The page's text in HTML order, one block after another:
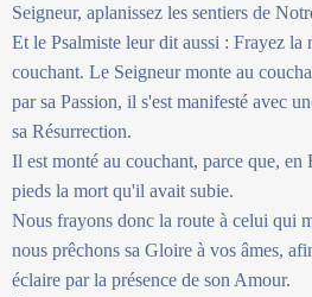
Seigneur, aplanissez les sentiers de
Et le Psalmiste leur dit aussi : Frayez la
couchant. Le Seigneur monte au
par sa Passion, il s'est manifesté avec
sa Résurrection.
Il est monté au couchant, parce que, en
pieds la mort qu'il avait subie.
Nous frayons donc la route à celui qui
nous prêchons sa Gloire à vos âmes,
éclaire par la présence de son Amour.